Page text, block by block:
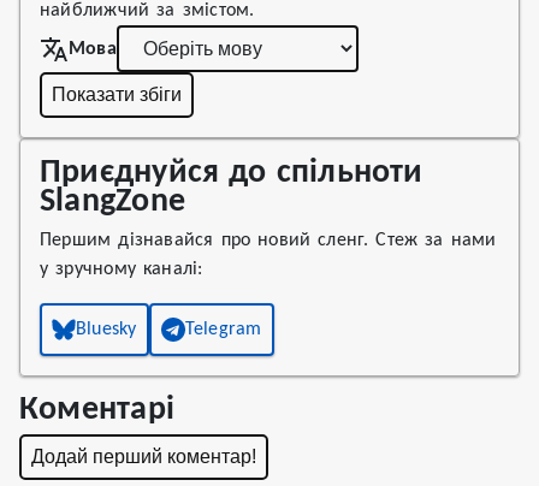
найближчий за змістом.
Мова
Показати збіги
Приєднуйся до спільноти
SlangZone
Першим дізнавайся про новий сленг. Стеж за нами
у зручному каналі:
Bluesky Telegram
Коментарі
Додай перший коментар!